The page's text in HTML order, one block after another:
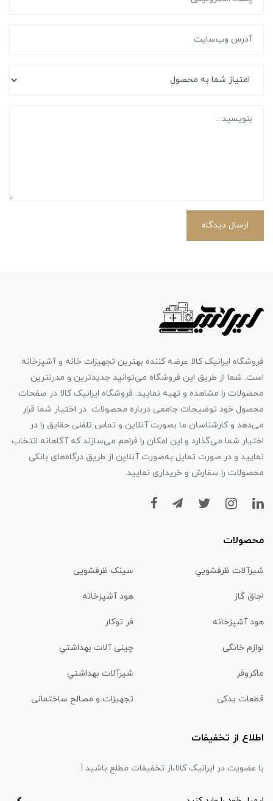
ارسال دیدگاه
فروشگاه ایرانیک کالا عرضه کننده بهترین تجهیزات خانه و آشپزخانه
است. شما از طریق این فروشگاه می‌توانید جدیدترین و مدرنترین
محصولات را مشاهده و تهیه نمایید. فروشگاه ایرانیک کالا در صفحات
محصول خود توضیحات جامعی درباره محصولات در اختیار شما قرار
می‌دهد و کارشناسان ما بصورت آنلاین و تماس تلفنی حقایق را در
اختیار شما می‌گذارد و این امکان را فراهم می‌سازند که آگاهانه انتخاب
نمایید و در صورت تمایل به‌صورت آنلاین از طریق درگاه‌های بانکی
محصولات را سفارش و خریداری نمایید.
محصولات
شیرآلات ظرفشويي سینک ظرفشویی
اجاق گاز هود آشپزخانه
هود آشپزخانه فر توکار
لوازم خانگی چینی آلات بهداشتي
ماكروفر شیرآلات بهداشتي
قطعات یدکی تجهیزات و مصالح ساختمانی
اطلاع از تخفیفات
با عضویت در ایرانیک کالا،از تخفیفات مطلع باشید !